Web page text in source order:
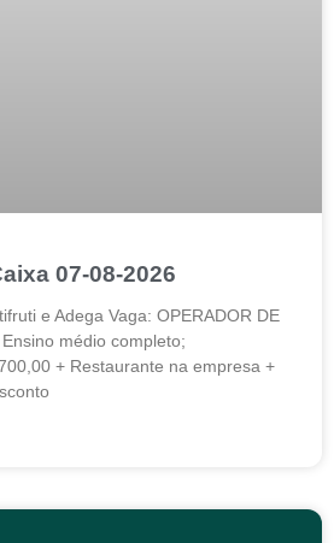
07-08-2026
e Adega Vaga: OPERADOR DE
médio completo;
+ Restaurante na empresa +